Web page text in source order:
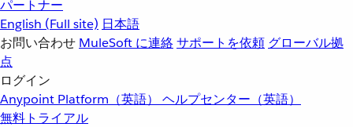
パートナー
English (Full site) 日本語
お問い合わせ MuleSoft に連絡サポートを依頼 グローバル拠
点
ログイン
Anypoint Platform（英語） ヘルプセンター（英語）
無料トライアル